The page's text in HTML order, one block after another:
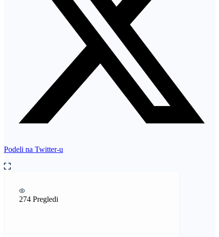
Podeli na Twitter-u
274 Pregledi